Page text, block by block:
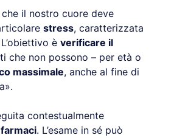
che il nostro cuore deve
stress, caratterizzata
è verificare il
che non possono – per età o
massimale, anche al fine di
contestualmente
farmaci. L’esame in sé può